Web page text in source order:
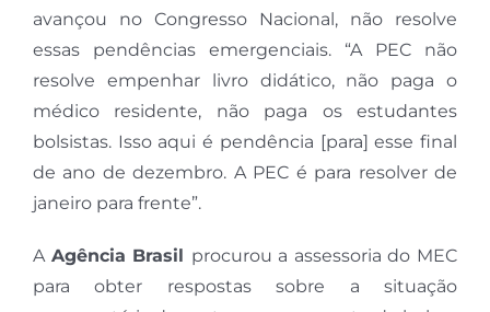
avançou no Congresso Nacional, não resolve
essas pendências emergenciais. “A PEC não
resolve empenhar livro didático, não paga o
médico residente, não paga os estudantes
bolsistas. Isso aqui é pendência [para] esse final
de ano de dezembro. A PEC é para resolver de
janeiro para frente”.
A Agência Brasil procurou a assessoria do MEC
para obter respostas sobre a situação